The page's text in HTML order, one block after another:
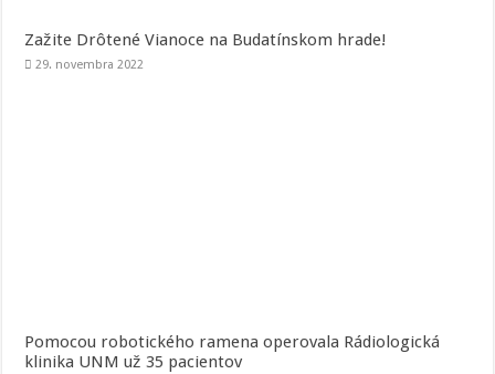
Zažite Drôtené Vianoce na Budatínskom hrade!
29. novembra 2022
Pomocou robotického ramena operovala Rádiologická
klinika UNM už 35 pacientov